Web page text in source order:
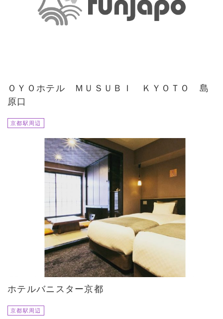
ＯＹＯホテル ＭＵＳＵＢＩ ＫＹＯＴＯ 島
原口
京都駅周辺
ホテルバニスター京都
京都駅周辺